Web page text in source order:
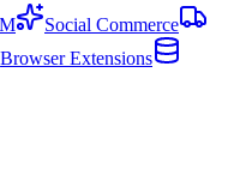
Social Commerce
Browser Extensions